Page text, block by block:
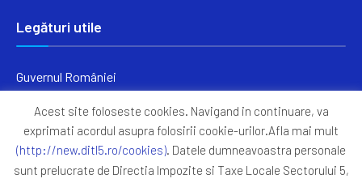
Legături utile
Guvernul României
Primăria Sectorul 5
ANAF
Acest site foloseste cookies. Navigand in continuare, va
exprimati acordul asupra folosirii cookie-urilor.Afla mai mult
(http://new.ditl5.ro/cookies). Datele dumneavoastra personale
sunt prelucrate de Directia Impozite si Taxe Locale Sectorului 5,